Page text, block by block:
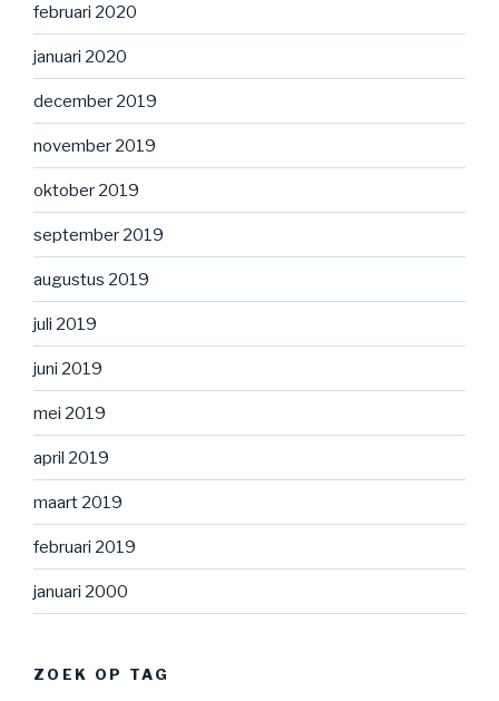
februari 2020
januari 2020
december 2019
november 2019
oktober 2019
september 2019
augustus 2019
juli 2019
juni 2019
mei 2019
april 2019
maart 2019
februari 2019
januari 2000
ZOEK OP TAG